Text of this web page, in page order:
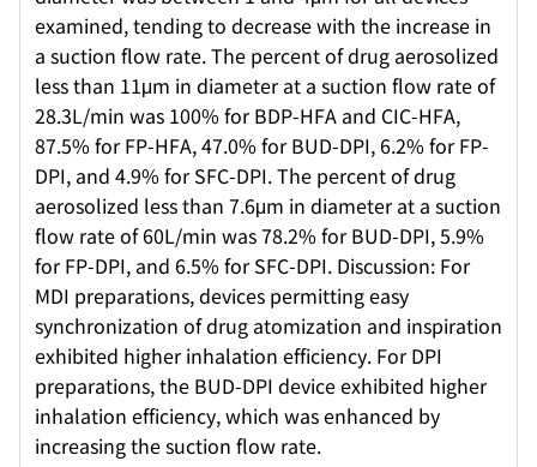
examined, tending to decrease with the increase in
a suction flow rate. The percent of drug aerosolized
less than 11μm in diameter at a suction flow rate of
28.3L/min was 100% for BDP-HFA and CIC-HFA,
87.5% for FP-HFA, 47.0% for BUD-DPI, 6.2% for FP-
DPI, and 4.9% for SFC-DPI. The percent of drug
aerosolized less than 7.6μm in diameter at a suction
flow rate of 60L/min was 78.2% for BUD-DPI, 5.9%
for FP-DPI, and 6.5% for SFC-DPI. Discussion: For
MDI preparations, devices permitting easy
synchronization of drug atomization and inspiration
exhibited higher inhalation efficiency. For DPI
preparations, the BUD-DPI device exhibited higher
inhalation efficiency, which was enhanced by
increasing the suction flow rate.